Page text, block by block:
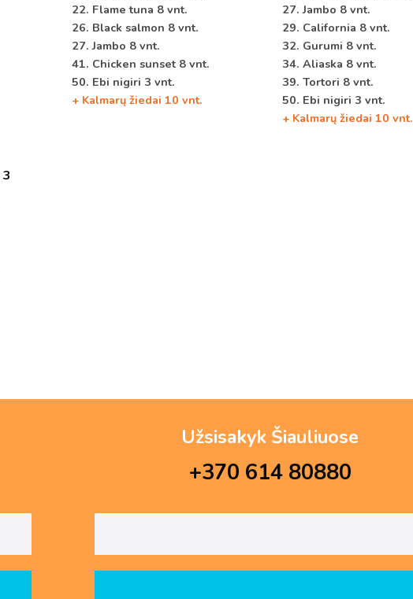
22. Flame tuna 8 vnt.
26. Black salmon 8 vnt.
27. Jambo 8 vnt.
41. Chicken sunset 8 vnt.
50. Ebi nigiri 3 vnt.
+ Kalmarų žiedai 10 vnt.
27. Jambo 8 vnt.
29. California 8 vnt.
32. Gurumi 8 vnt.
34. Aliaska 8 vnt.
39. Tortori 8 vnt.
50. Ebi nigiri 3 vnt.
+ Kalmarų žiedai 10 vnt.
Užsisakyk Šiauliuose
+370 614 80880